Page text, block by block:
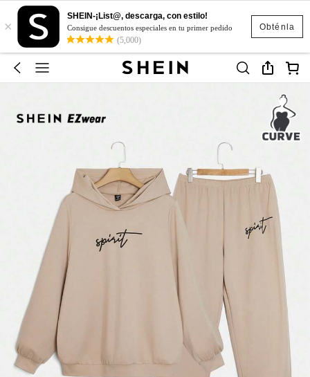
Obténla
×
SHEIN-¡List@, descarga, con estilo!
Consigue descuentos especiales en tu primer pedido
(5,000)